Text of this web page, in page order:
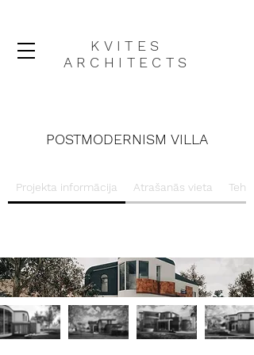
KVITES
ARCHITECTS
POSTMODERNISM VILLA
Projekta informācija Atrašanās vieta